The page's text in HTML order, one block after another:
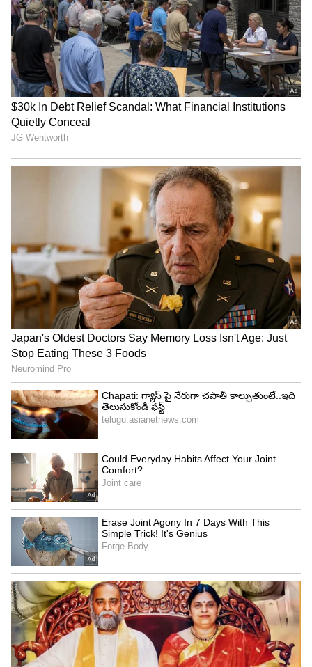
రెండో వన్డేలో చోటు దక్కకపోవడం అందర్నీ ఆశ్చర్యానికి
గురి చేసింది. టీమ్ సెలక్షన్‌కి కుల్దీప్ సేన్ అందుబాటులో లేని
కారణంగా ఉమ్రాన్ మాలిక్‌‌కి అవకాశం ఇస్తున్నట్టు
ప్రకటించాడు టీమిండియా కెప్టెన్ రోహిత్ శర్మ...
3
7
ఆట ప్రారంభమైన కొద్దిసేపటికే కెప్టెన్ రోహిత్ శర్మ కూడా
గాయంతో బయటికి వెళ్లాడు. మహ్మద్ సిరాజ్ వేసిన రెండో
ఓవర్ నాలుగో బంతికి అనమోల్ హక్ ఇచ్చిన క్యాచ్‌ని
అందుకునే ప్రయత్నంలో రోహిత్ శర్మ చేతికి గాయమైంది...